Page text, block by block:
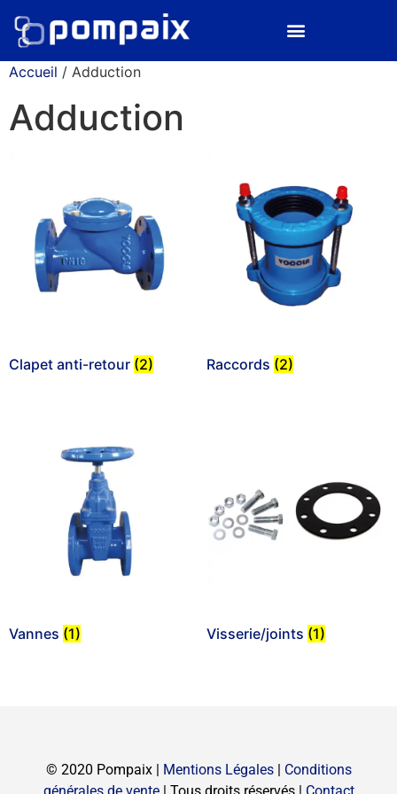
Accueil / Adduction
Adduction
Clapet anti-retour (2) Raccords (2)
Vannes (1) Visserie/joints (1)
© 2020 Pompaix | Mentions Légales| Conditions